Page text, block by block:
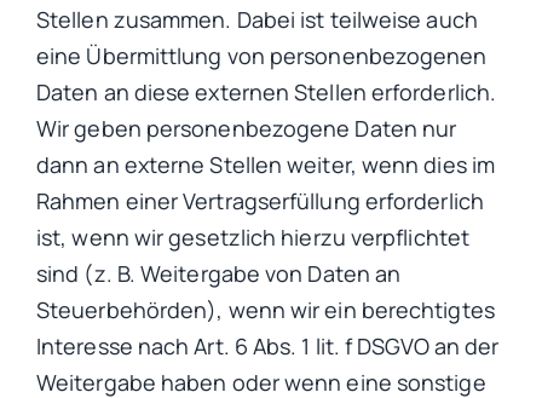
Stellen zusammen. Dabei ist teilweise auch
eine Übermittlung von personenbezogenen
Daten an diese externen Stellen erforderlich.
Wir geben personenbezogene Daten nur
dann an externe Stellen weiter, wenn dies im
Rahmen einer Vertragserfüllung erforderlich
ist, wenn wir gesetzlich hierzu verpflichtet
sind (z. B. Weitergabe von Daten an
Steuerbehörden), wenn wir ein berechtigtes
Interesse nach Art. 6 Abs. 1 lit. f DSGVO an der
Weitergabe haben oder wenn eine sonstige